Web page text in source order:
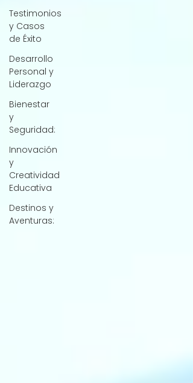
Testimonios
y Casos
de Éxito
Desarrollo
Personal y
Liderazgo
Bienestar
y
Seguridad:
Innovación
y
Creatividad
Educativa
Destinos y
Aventuras: